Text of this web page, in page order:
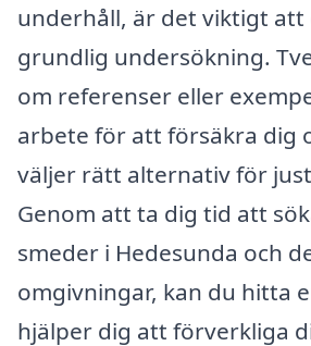
underhåll, är det viktigt att
grundlig undersökning.
om referenser eller
arbete för att försäkra dig
väljer rätt alternativ för
Genom att ta dig tid att
smeder i Hedesunda och
omgivningar, kan du hitta
hjälper dig att förverkliga